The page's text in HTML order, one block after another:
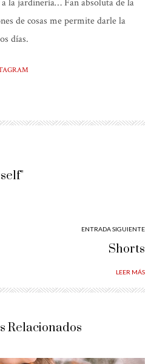
la jardinería… Fan absoluta de la
de cosas me permite darle la
días.
ENTRADA SIGUIENTE
Shorts
LEER MÁS
Relacionados